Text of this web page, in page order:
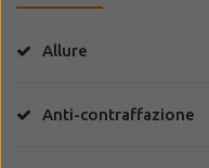
Allure
Anti-contraffazione